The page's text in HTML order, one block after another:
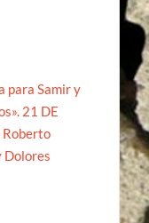
para Samir y
21 DE
Roberto
Dolores